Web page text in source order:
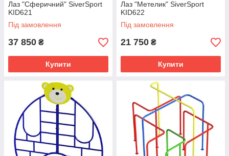
Лаз "Сферичний" SiverSport
KID621
Під замовлення
37 850 ₴
Купити
Лаз "Метелик" SiverSport
KID622
Під замовлення
21 750 ₴
Купити